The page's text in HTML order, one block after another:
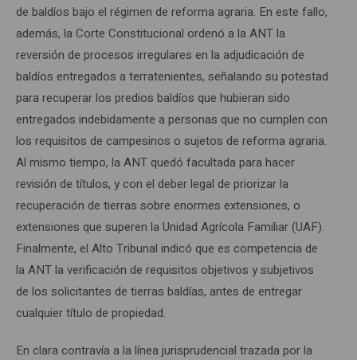
de baldíos bajo el régimen de reforma agraria. En este fallo,
además, la Corte Constitucional ordenó a la ANT la
reversión de procesos irregulares en la adjudicación de
baldíos entregados a terratenientes, señalando su potestad
para recuperar los predios baldíos que hubieran sido
entregados indebidamente a personas que no cumplen con
los requisitos de campesinos o sujetos de reforma agraria.
Al mismo tiempo, la ANT quedó facultada para hacer
revisión de títulos, y con el deber legal de priorizar la
recuperación de tierras sobre enormes extensiones, o
extensiones que superen la Unidad Agrícola Familiar (UAF).
Finalmente, el Alto Tribunal indicó que es competencia de
la ANT la verificación de requisitos objetivos y subjetivos
de los solicitantes de tierras baldías, antes de entregar
cualquier título de propiedad.
En clara contravía a la línea jurisprudencial trazada por la